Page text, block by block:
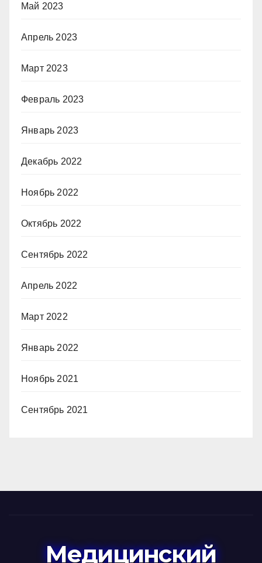
Май 2023
Апрель 2023
Март 2023
Февраль 2023
Январь 2023
Декабрь 2022
Ноябрь 2022
Октябрь 2022
Сентябрь 2022
Апрель 2022
Март 2022
Январь 2022
Ноябрь 2021
Сентябрь 2021
Медицинский